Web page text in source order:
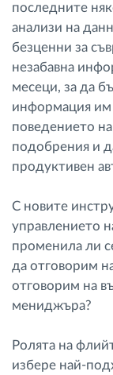
последните
анализи на
безценни за
незабавна
месеци, за да
информация им
поведението
подобрения и
продуктивен
С новите
управлението
променила ли
да отговорим
отговорим на
мениджъра?
Ролята на
избере най-